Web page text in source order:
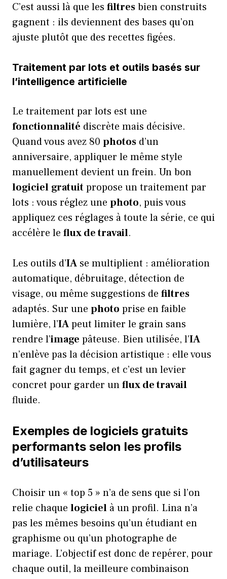
C’est aussi là que les filtresbien construits
gagnent : ils deviennent des bases qu’on
ajuste plutôt que des recettes figées.
Traitement par lots et outils basés sur
l’intelligence artificielle
Le traitement par lots est une
fonctionnalité discrète mais décisive.
Quand vous avez 80 photos d’un
anniversaire, appliquer le même style
manuellement devient un frein. Un bon
logiciel gratuitpropose un traitement par
lots : vous réglez une photo, puis vous
appliquez ces réglages à toute la série, ce qui
accélère le flux de travail.
Les outils d’IA se multiplient : amélioration
automatique, débruitage, détection de
visage, ou même suggestions de filtres
adaptés. Sur une photo prise en faible
lumière, l’IApeut limiter le grain sans
rendre l’image pâteuse. Bien utilisée, l’IA
n’enlève pas la décision artistique : elle vous
fait gagner du temps, et c’est un levier
concret pour garder unflux de travail
fluide.
Exemples de logiciels gratuits
performants selon les profils
d’utilisateurs
Choisir un « top 5 » n’a de sens que si l’on
relie chaque logiciel à un profil. Lina n’a
pas les mêmes besoins qu’un étudiant en
graphisme ou qu’un photographe de
mariage. L’objectif est donc de repérer, pour
chaque outil, la meilleure combinaison